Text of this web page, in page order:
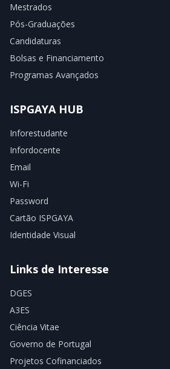
Mestrados
Pós-Graduações
Candidaturas
Bolsas e Financiamento
Programas Avançados
ISPGAYA HUB
Inforestudante
Infordocente
Email
Wi-Fi
Password
Cartão ISPGAYA
Identidade Visual
Links de Interesse
DGES
A3ES
Ciência Vitae
Governo de Portugal
Projetos Cofinanciados